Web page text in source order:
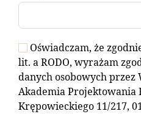
Oświadczam, że
lit. a RODO, wyrażam
danych osobowych przez
Akademia Projektowania
Krępowieckiego 11/217,